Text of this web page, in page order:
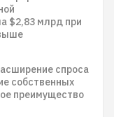
$2,83 млрд при
спроса
собственных
преимущество